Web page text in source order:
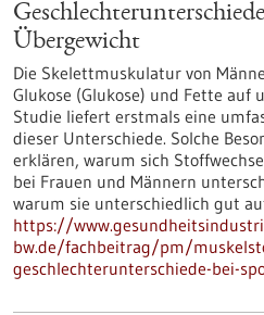
Übergewicht
Die Skelettmuskulatur von
Glukose (Glukose) und Fette auf
Studie liefert erstmals eine
dieser Unterschiede. Solche
erklären, warum sich
bei Frauen und Männern
warum sie unterschiedlich gut
https://
bw.de/fachbeitrag/pm/
geschlechterunterschiede-bei-